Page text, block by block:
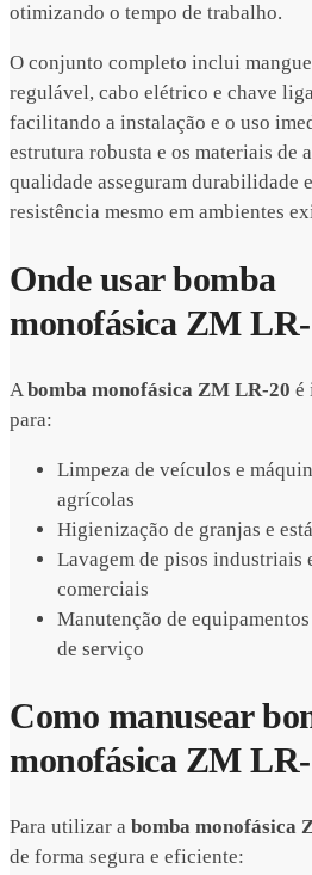
otimizando o tempo de trabalho.
O conjunto completo inclui
regulável, cabo elétrico e chave
facilitando a instalação e o uso
estrutura robusta e os materiais de
qualidade asseguram durabilidade e
resistência mesmo em ambientes
Onde usar bomba
monofásica ZM
Abomba monofásica ZM LR-20 é
para:
Limpeza de veículos e
agrícolas
Higienização de granjas e
Lavagem de pisos industriais
comerciais
Manutenção de
de serviço
Como manusear
monofásica ZM
Para utilizar a bomba monofásica
de forma segura e eficiente: